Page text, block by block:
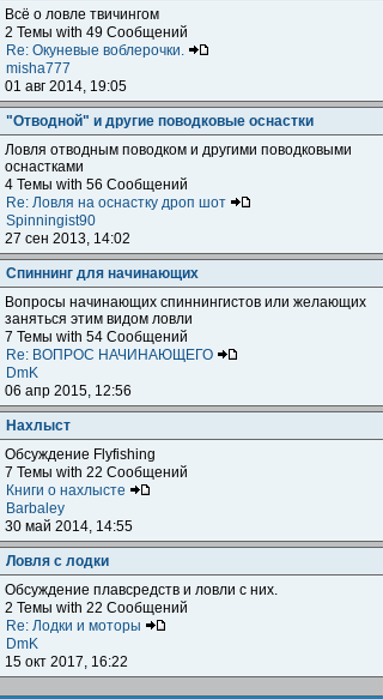
Всё о ловле твичингом
2 Темы with 49 Сообщений
Re: Окуневые воблерочки.
misha777
01 авг 2014, 19:05
"Отводной" и другие поводковые оснастки
Ловля отводным поводком и другими поводковыми
оснастками
4 Темы with 56 Сообщений
Re: Ловля на оснастку дроп шот
Spinningist90
27 сен 2013, 14:02
Спиннинг для начинающих
Вопросы начинающих спиннингистов или желающих
заняться этим видом ловли
7 Темы with 54 Сообщений
Re: ВОПРОС НАЧИНАЮЩЕГО
DmK
06 апр 2015, 12:56
Нахлыст
Обсуждение Flyfishing
7 Темы with 22 Сообщений
Книги о нахлысте
Barbaley
30 май 2014, 14:55
Ловля с лодки
Обсуждение плавсредств и ловли с них.
2 Темы with 22 Сообщений
Re: Лодки и моторы
DmK
15 окт 2017, 16:22